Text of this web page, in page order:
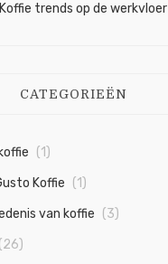
Koffie trends op de werkvloer
CATEGORIEËN
(1)
Koffie (1)
van koffie (3)
(26)